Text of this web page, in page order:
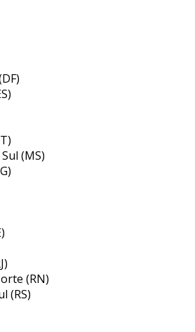
dificultam o
a escolha do tipo de
do ambiente e
clip para crachá
disponíveis em
cada um
necessidades e
errada pode levar a
que caem ou não
alguns dos principais
este é o tipo mais
ele se destaca
e pela variedade de
(MS)
(RN)
(RS)